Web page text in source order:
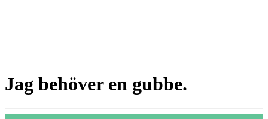
Jag behöver en gubbe.